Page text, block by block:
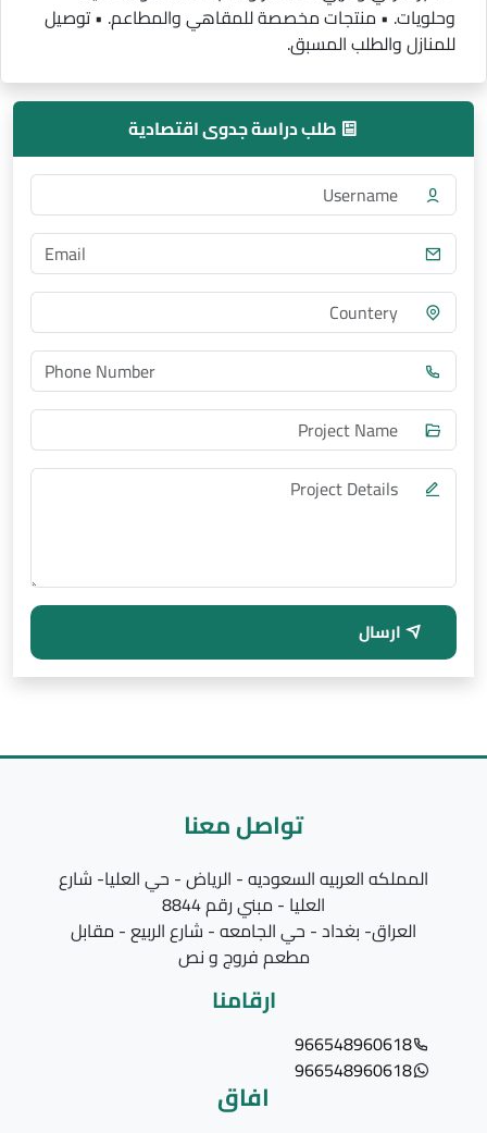
وحلويات. • منتجات مخصصة للمقاهي والمطاعم. • توصيل
للمنازل والطلب المسبق.
طلب دراسة جدوى اقتصادية
تواصل معنا
المملكه العربيه السعوديه - الرياض - حي العليا- شارع
العليا - مبني رقم 8844
العراق- بغداد - حي الجامعه - شارع الربيع - مقابل
مطعم فروج و نص
ارقامنا
966548960618
966548960618
افاق